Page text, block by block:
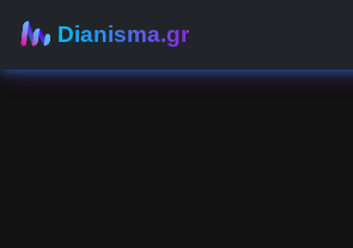
Dianisma.gr